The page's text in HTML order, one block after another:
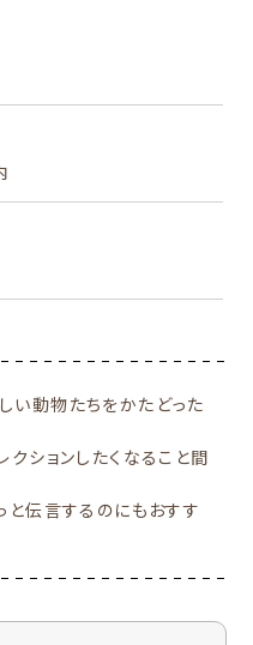
い動物たちをかたどった
クションしたくなること間
と伝言するのにもおすす